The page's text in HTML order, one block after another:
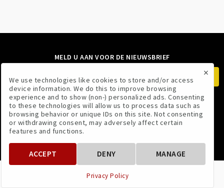
MELD U AAN VOOR DE NIEUWSBRIEF
VOLG ONS
VOORWAARDEN PRIVACYBELEID
×
We use technologies like cookies to store and/or access
device information. We do this to improve browsing
experience and to show (non-) personalized ads. Consenting
to these technologies will allow us to process data such as
browsing behavior or unique IDs on this site. Not consenting
or withdrawing consent, may adversely affect certain
features and functions.
ACCEPT DENY MANAGE
Privacy Policy